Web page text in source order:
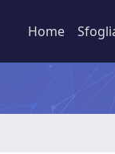
Home